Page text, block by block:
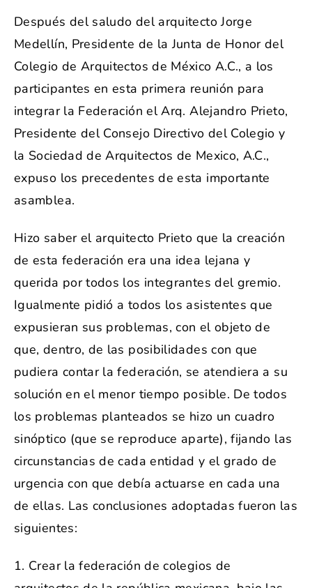
Después del saludo del arquitecto Jorge
Medellín, Presidente de la Junta de Honor del
Colegio de Arquitectos de México A.C., a los
participantes en esta primera reunión para
integrar la Federación el Arq. Alejandro Prieto,
Presidente del Consejo Directivo del Colegio y
la Sociedad de Arquitectos de Mexico, A.C.,
expuso los precedentes de esta importante
asamblea.
Hizo saber el arquitecto Prieto que la creación
de esta federación era una idea lejana y
querida por todos los integrantes del gremio.
Igualmente pidió a todos los asistentes que
expusieran sus problemas, con el objeto de
que, dentro, de las posibilidades con que
pudiera contar la federación, se atendiera a su
solución en el menor tiempo posible. De todos
los problemas planteados se hizo un cuadro
sinóptico (que se reproduce aparte), fijando las
circunstancias de cada entidad y el grado de
urgencia con que debía actuarse en cada una
de ellas. Las conclusiones adoptadas fueron las
siguientes:
1. Crear la federación de colegios de